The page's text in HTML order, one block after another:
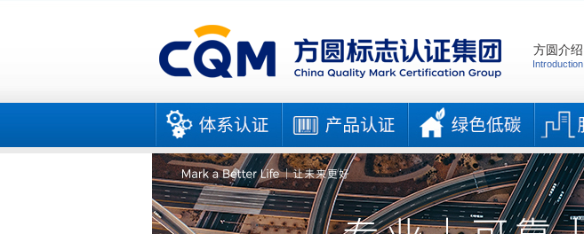
方圆介绍
Introduction